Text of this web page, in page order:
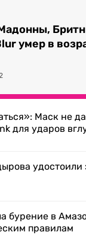
умер в
Маск не
для ударов
удостоили
бурение в
правилам